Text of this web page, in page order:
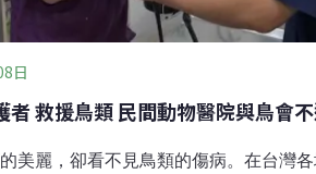
日
者 救援鳥類 民間動物醫院與鳥會
美麗，卻看不見鳥類的傷病。在台灣